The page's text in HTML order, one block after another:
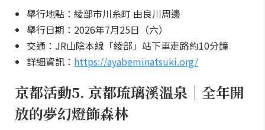
舉行地點：綾部市川糸町 由良川周邊
舉行日期：2026年7月25日（六）
交通：JR山陰本線「綾部」站下車走路約10分鐘
詳細資訊： https://ayabeminatsuki.org/
京都活動5. 京都琉璃溪溫泉｜全年開
放的夢幻燈飾森林